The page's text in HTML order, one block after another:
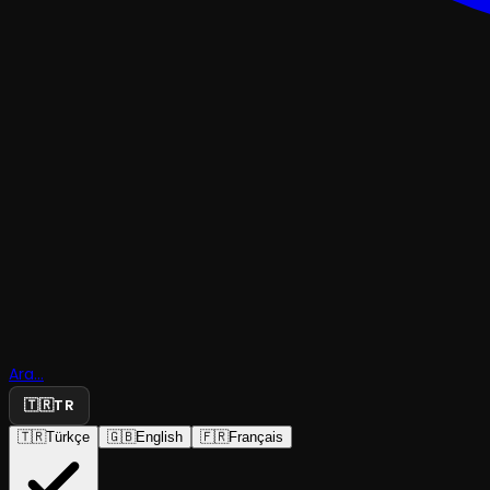
Ara...
🇹🇷TR
🇹🇷Türkçe 🇬🇧English 🇫🇷Français
Fotoroman